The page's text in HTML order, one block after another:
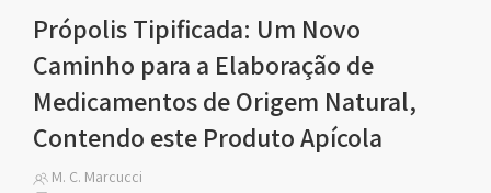
Própolis Tipificada: Um Novo
Caminho para a Elaboração de
Medicamentos de Origem Natural,
Contendo este Produto Apícola
M. C. Marcucci